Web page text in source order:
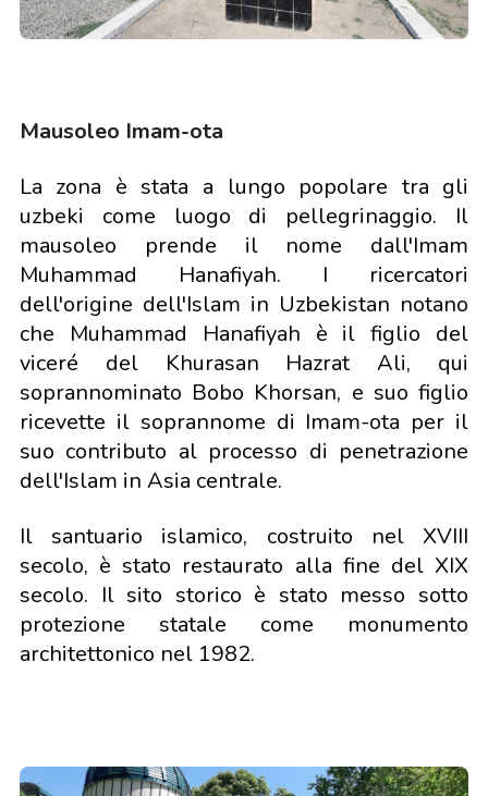
Mausoleo Imam-ota
La zona è stata a lungo popolare tra gli
uzbeki come luogo di pellegrinaggio. Il
mausoleo prende il nome dall'Imam
Muhammad Hanafiyah. I ricercatori
dell'origine dell'Islam in Uzbekistan notano
che Muhammad Hanafiyah è il figlio del
viceré del Khurasan Hazrat Ali, qui
soprannominato Bobo Khorsan, e suo figlio
ricevette il soprannome di Imam-ota per il
suo contributo al processo di penetrazione
dell'Islam in Asia centrale.
Il santuario islamico, costruito nel XVIII
secolo, è stato restaurato alla fine del XIX
secolo. Il sito storico è stato messo sotto
protezione statale come monumento
architettonico nel 1982.